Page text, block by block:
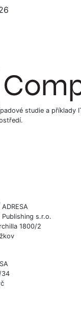
studie a příklady
ADRESA
Publishing s.r.o.
1800/2
34